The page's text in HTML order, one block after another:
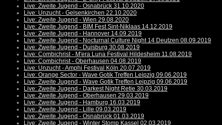
Live: Zweite Jugend - Osnabrück 31.10.2020
Live: Unzucht - Gelsenkirchen 22.10.2020
Live: Zweite Jugend - Wien 29.08.2020
Live: Zweite Jugend - BIM Fest Sint-Niklaas 14.12.2019
Live: Zweite Jugend - Hannover 14.09.2019
Live: Zweite Jugend - Nocturnal Culture Night 14 Deutzen 08.09.2019
Live: Zweite Jugend - Duisburg 30.08.2019
Live: Combichrist - M'era Luna Festival Hildesheim 11.08.2019
Live: Combichrist - Oberhausen 04.08.2019
Live: Unzucht - Amphi Festival Köln 20.07.2019
Live: Orange Sector - Wave Gotik Treffen Leipzig 09.06.2019
Live: Zweite Jugend - Wave Gotik Treffen Leipzig 09.06.2019
Live: Zweite Jugend - Darkest Night Retie 30.03.2019
Live: Zweite Jugend - Oberhausen 29.03.2019
Live: Zweite Jugend - Hamburg 16.03.2019
Live: Zweite Jugend - Lille 09.03.2019
Live: Zweite Jugend - Osnabrück 01.03.2019
Live: Zweite Jugend - Winter Stomp Kassel 02.03.2019